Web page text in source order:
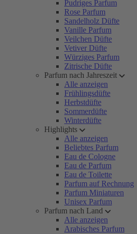
Pudriges Parfum
Rose Parfum
Sandelholz Düfte
Vanille Parfum
Veilchen Düfte
Vetiver Düfte
Würziges Parfum
Zitrische Düfte
Parfum nach Jahreszeit
Alle anzeigen
Frühlingsdüfte
Herbstdüfte
Sommerdüfte
Winterdüfte
Highlights
Alle anzeigen
Beliebtes Parfum
Eau de Cologne
Eau de Parfum
Eau de Toilette
Parfum auf Rechnung
Parfum Miniaturen
Unisex Parfum
Parfum nach Land
Alle anzeigen
Arabisches Parfum